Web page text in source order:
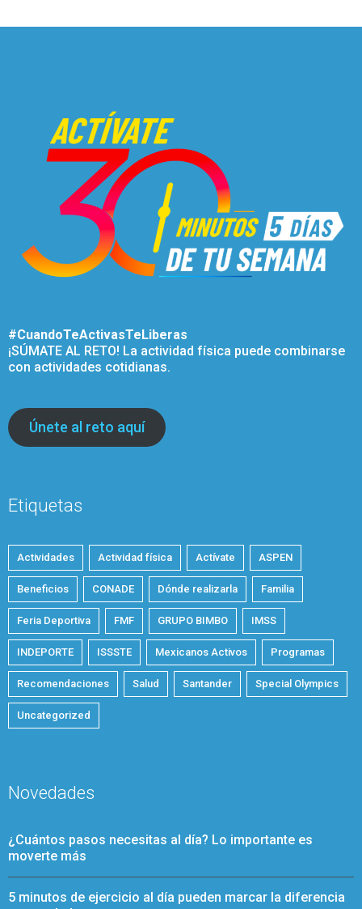
#CuandoTeActivasTeLiberas
¡SÚMATE AL RETO! La actividad física puede combinarse
con actividades cotidianas.
Únete al reto aquí
Etiquetas
Actividades Actividad física Actívate ASPEN
Beneficios CONADE Dónde realizarla Familia
Feria Deportiva FMF GRUPO BIMBO IMSS
INDEPORTE ISSSTE Mexicanos Activos Programas
Recomendaciones Salud Santander Special Olympics
Uncategorized
Novedades
¿Cuántos pasos necesitas al día? Lo importante es
moverte más
5 minutos de ejercicio al día pueden marcar la diferencia